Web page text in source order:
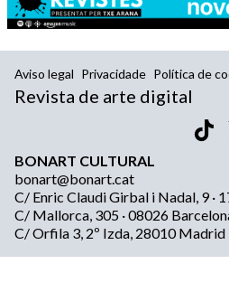
Aviso legal Privacidade Política de
Revista de arte digital
BONART CULTURAL
bonart@bonart.cat
C/ Enric Claudi Girbal i Nadal, 9 ·
C/ Mallorca, 305 · 08026
C/ Orfila 3, 2º Izda, 28010 Madrid